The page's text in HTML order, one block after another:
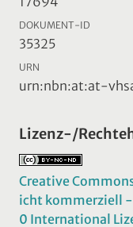
DOKUMENT-ID
35325
URN
urn:nbn:at:at-
Lizenz-/
Creative
icht kommerziell
0 International